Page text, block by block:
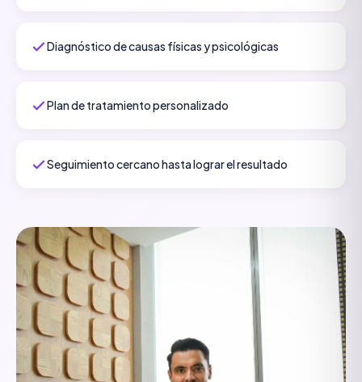
Diagnóstico de causas físicas y psicológicas
Plan de tratamiento personalizado
Seguimiento cercano hasta lograr el resultado